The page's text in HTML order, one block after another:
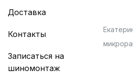
Доставка
Контакты
Записаться на
шиномонтаж